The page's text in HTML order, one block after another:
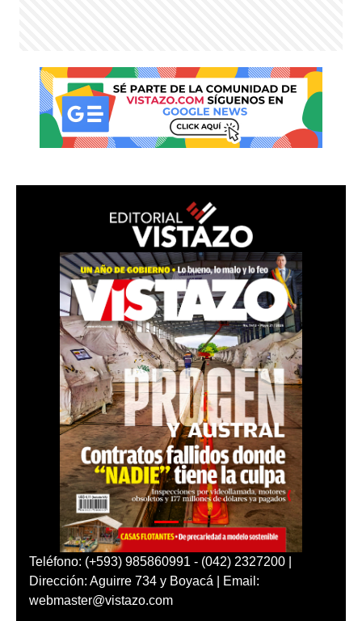
Teléfono: (+593) 985860991 - (042) 2327200 |
Dirección: Aguirre 734 y Boyacá | Email:
webmaster@vistazo.com